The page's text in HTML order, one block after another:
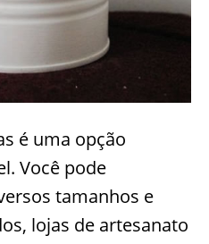
é uma opção
Você pode
tamanhos e
lojas de artesanato